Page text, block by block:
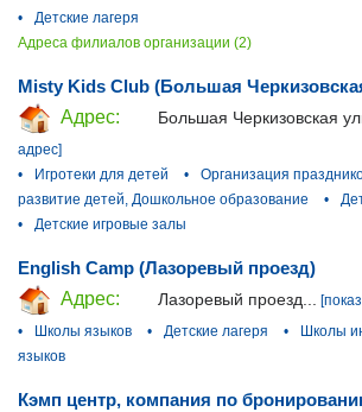
•
Детские лагеря
Адреса филиалов организации (2)
Misty Kids Club (Большая
Адрес:
Большая Черкизовская
адрес]
•
Игротеки для детей • Организация
развитие детей, Дошкольное образование
•
•
Детские игровые залы
English Camp (Лазоревый проезд)
Адрес:
Лазоревый проезд...
•
Школы языков • Детские лагеря •
Школы
языков
Кэмп центр, компания по